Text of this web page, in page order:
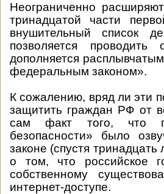
Неограниченно
тринадцатой части
внушительный список
позволяется проводить
дополняется
федеральным законом».
К сожалению, вряд ли эти
защитить граждан РФ от
сам факт того, что
безопасности» было
законе (спустя тринадцать
о том, что российское
собственному
интернет-доступе.